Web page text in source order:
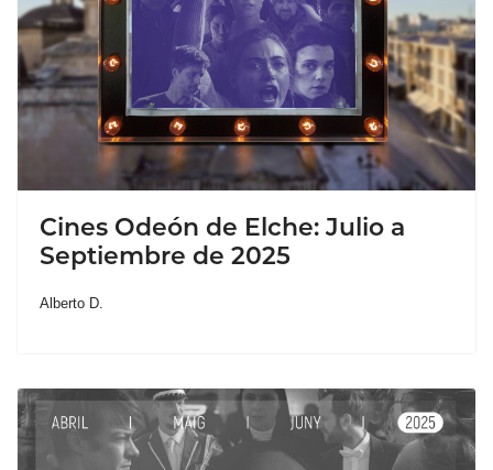
Cines Odeón de Elche: Julio a
Septiembre de 2025
Alberto D.